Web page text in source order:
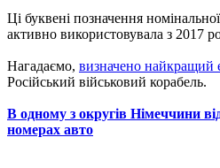
Ці буквені позначення номінальної
активно використовувала з 2017
Нагадаємо, визначено найкращий
Російський військовий корабель.
В одному з округів Німеччини
номерах авто